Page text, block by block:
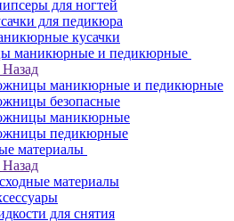
для ногтей
для педикюра
кусачки
маникюрные и педикюрные
Назад
маникюрные и педикюрные
безопасные
маникюрные
педикюрные
материалы
Назад
материалы
для снятия